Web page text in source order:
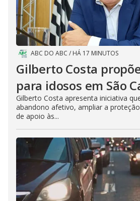
ABC DO ABC / HÁ 17 MINUTOS
Gilberto Costa
para idosos em São
Gilberto Costa apresenta iniciativa
abandono afetivo, ampliar a
de apoio às...